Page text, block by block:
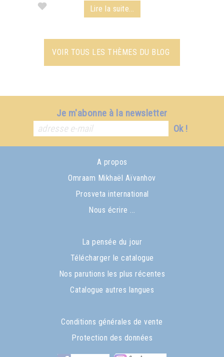
Lire la suite...
VOIR TOUS LES THÈMES DU BLOG
Je m'abonne à la newsletter
Ok !
A propos
Omraam Mikhaël Aïvanhov
Prosveta international
Nous écrire ...
La pensée du jour
Télécharger le catalogue
Nos parutions les plus récentes
Catalogue autres langues
Conditions générales de vente
Protection des données